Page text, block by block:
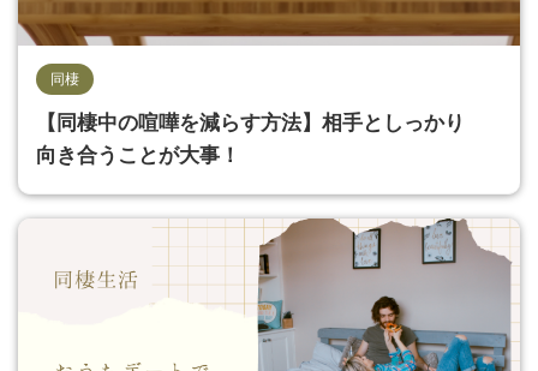
同棲
【同棲中の喧嘩を減らす方法】相手としっかり
向き合うことが大事！